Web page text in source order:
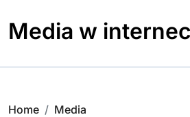
content
Media w
Home
Media